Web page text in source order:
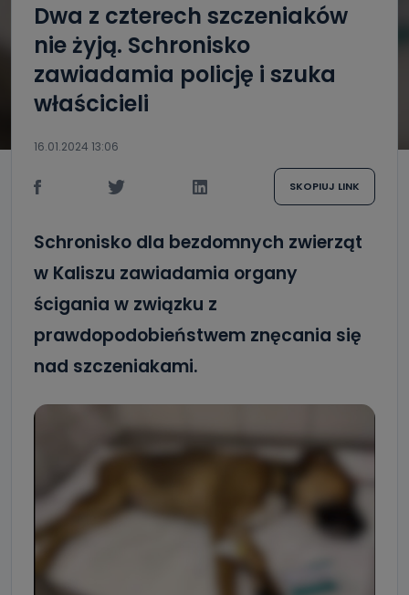
Dwa z czterech szczeniaków
nie żyją. Schronisko
zawiadamia policję i szuka
właścicieli
16.01.2024 13:06
SKOPIUJ LINK
Schronisko dla bezdomnych zwierząt
w Kaliszu zawiadamia organy
ścigania w związku z
prawdopodobieństwem znęcania się
nad szczeniakami.